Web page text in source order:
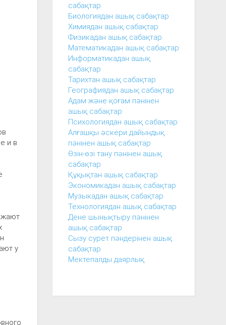
и в
у
сабақтар
Биологиядан ашық сабақтар
Химиядан ашық сабақтар
Физикадан ашық сабақтар
Математикадан ашық сабақтар
Информатикадан ашық
сабақтар
Тарихтан ашық сабақтар
Географиядан ашық сабақтар
Адам және қоғам пәнінен
ашық сабақтар
Психологиядан ашық сабақтар
Алғашқы әскери дайындық
пәнінен ашық сабақтар
Өзін-өзі тану пәнінен ашық
сабақтар
Құқықтан ашық сабақтар
Экономикадан ашық сабақтар
Музыкадан ашық сабақтар
Технологиядан ашық сабақтар
Дене шынықтыру пәнінен
ашық сабақтар
Сызу сурет пәндерінен ашық
сабақтар
Мектепалды даярлық